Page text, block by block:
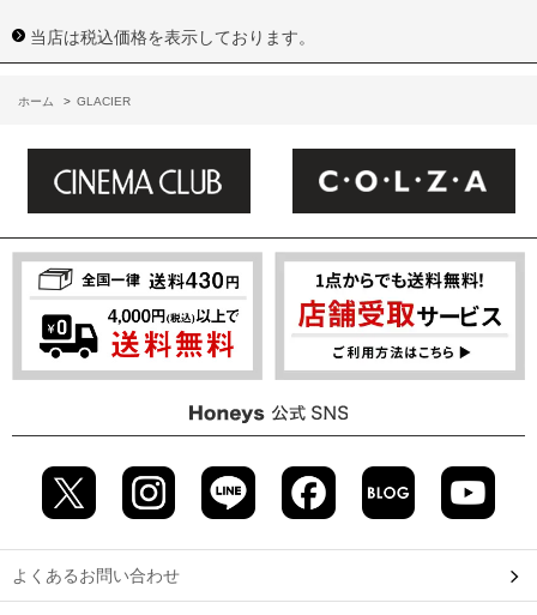
当店は税込価格を表示しております。
ホーム > GLACIER
よくあるお問い合わせ